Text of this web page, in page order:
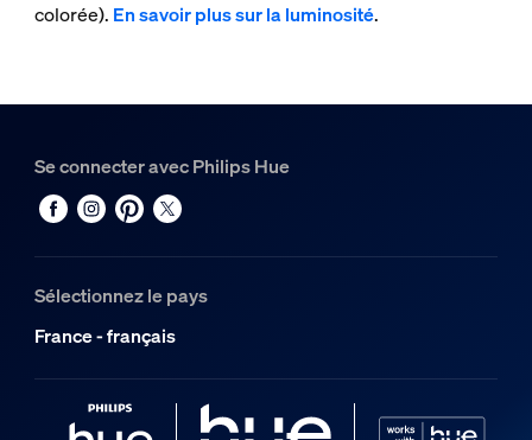
colorée). En savoir plus sur la luminosité.
Se connecter avec Philips Hue
Sélectionnez le pays
France - français